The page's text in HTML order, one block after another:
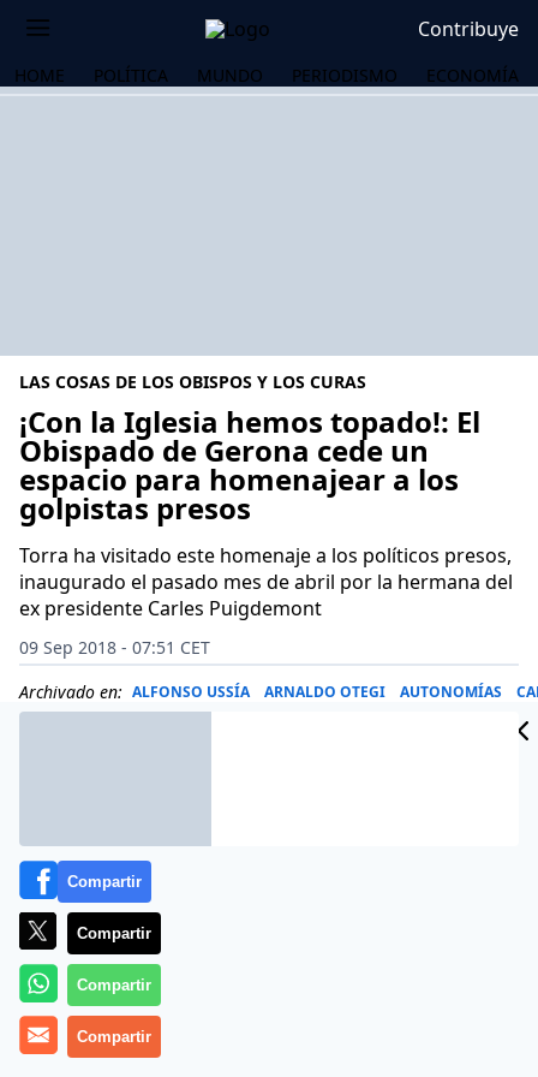
Contribuye
HOME POLÍTICA MUNDO PERIODISMO ECONOMÍA
LAS COSAS DE LOS OBISPOS Y LOS CURAS
¡Con la Iglesia hemos topado!: El
Obispado de Gerona cede un
espacio para homenajear a los
golpistas presos
Torra ha visitado este homenaje a los políticos presos,
inaugurado el pasado mes de abril por la hermana del
ex presidente Carles Puigdemont
09 Sep 2018 - 07:51 CET
Archivado en: ALFONSO USSÍA ARNALDO OTEGI AUTONOMÍAS
Compartir
Compartir
Compartir
Compartir